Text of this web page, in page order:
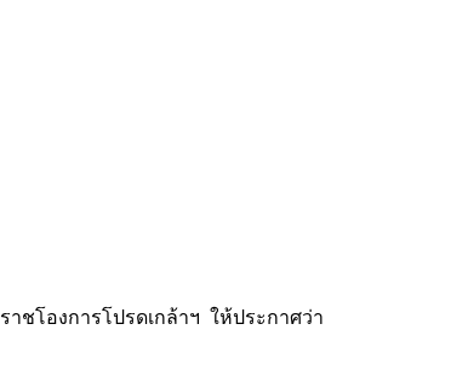
งการโปรดเกล้าฯ ให้ประกาศว่า